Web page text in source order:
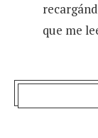
que me